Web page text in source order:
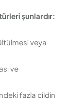
şunlardır:
veya
ve
fazla cildin